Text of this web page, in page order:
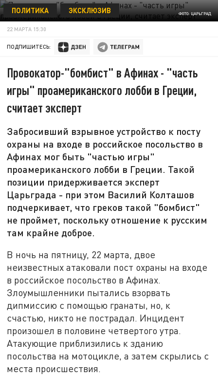
ФОТО: ЦАРЬГРАД
ПОЛИТИКА ЭКСКЛЮЗИВ
22 МАРТА 15:30
ПОДПИШИТЕСЬ:
Провокатор-"бомбист" в Афинах - "часть
игры" проамериканского лобби в Греции,
считает эксперт
Забросивший взрывное устройство к посту
охраны на входе в российское посольство в
Афинах мог быть "частью игры"
проамериканского лобби в Греции. Такой
позиции придерживается эксперт
Царьграда - при этом Василий Колташов
подчеркивает, что греков такой "бомбист"
не проймет, поскольку отношение к русским
там крайне доброе.
В ночь на пятницу, 22 марта, двое
неизвестных атаковали пост охраны на входе
в российское посольство в Афинах.
Злоумышленники пытались взорвать
дипмиссию с помощью гранаты, но, к
счастью, никто не пострадал. Инцидент
произошел в половине четвертого утра.
Атакующие приблизились к зданию
посольства на мотоцикле, а затем скрылись с
места происшествия.